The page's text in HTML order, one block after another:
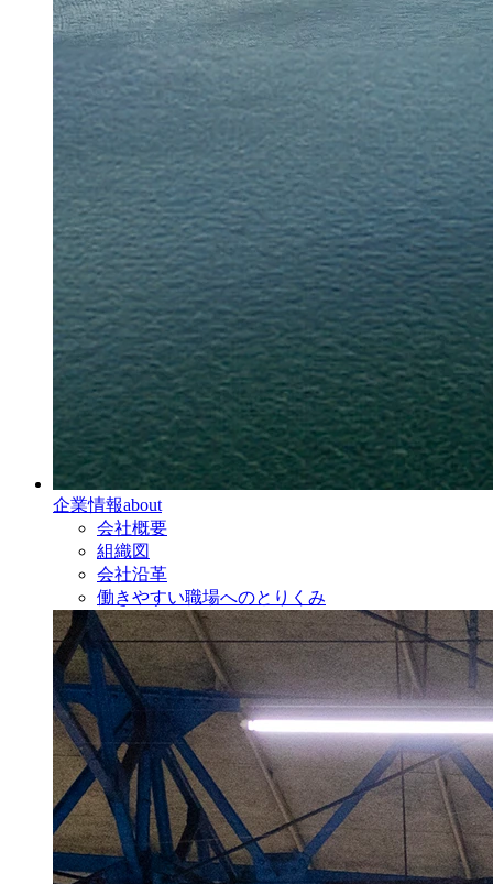
企業情報about
会社概要
組織図
会社沿革
働きやすい職場へのとりくみ